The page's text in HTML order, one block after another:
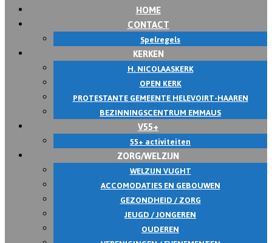
HOME
CONTACT
Spelregels
KERKEN
H. NICOLAASKERK
OPEN KERK
PROTESTANTE GEMEENTE HELEVOIRT-HAAREN
BEZINNINGSCENTRUM EMMAUS
V55+
55+ activiteiten
ZORG/WELZIJN
WELZIJN VUGHT
ACCOMODATIES EN GEBOUWEN
GEZONDHEID / ZORG
JEUGD / JONGEREN
OUDEREN